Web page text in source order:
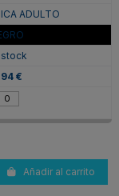
ADULTO
stock
€
Añadir al carrito